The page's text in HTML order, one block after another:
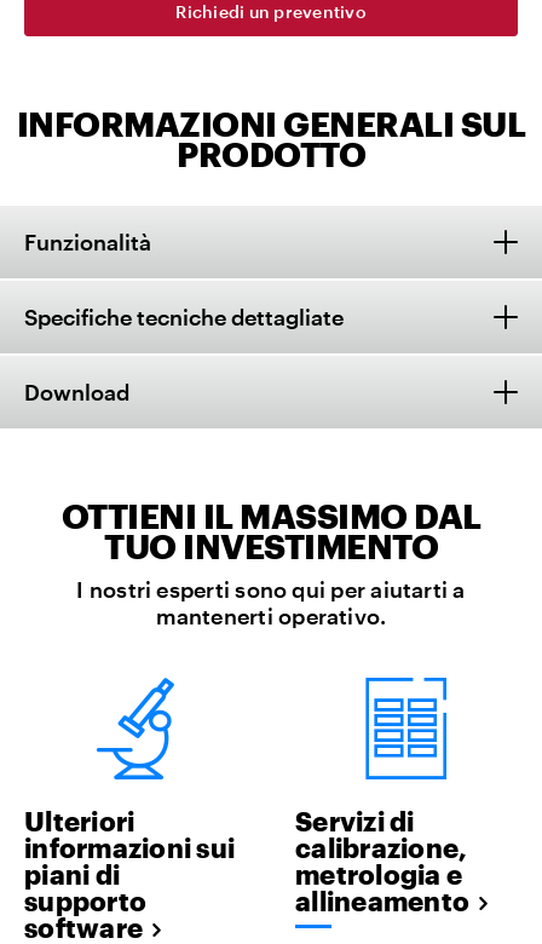
Richiedi un preventivo
INFORMAZIONI GENERALI SUL
PRODOTTO
Funzionalità
Specifiche tecniche dettagliate
Download
OTTIENI IL MASSIMO DAL
TUO INVESTIMENTO
I nostri esperti sono qui per aiutarti a
mantenerti operativo.
Ulteriori
informazioni sui
piani di
supporto
software
Servizi di
calibrazione,
metrologia e
allineamento